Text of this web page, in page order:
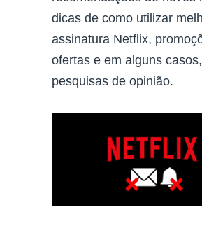
dicas de como utilizar
assinatura Netflix,
ofertas e em alguns casos,
pesquisas de opinião.